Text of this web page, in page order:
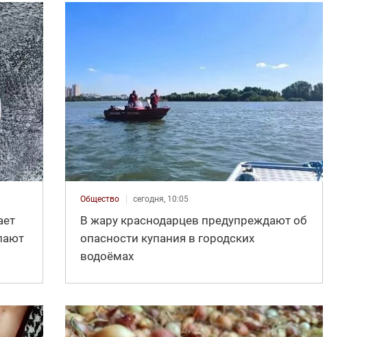
Общество сегодня, 10:05
В жару краснодарцев предупреждают об
опасности купания в городских
водоёмах